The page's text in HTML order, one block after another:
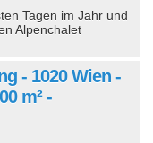
Tagen im Jahr und
Alpenchalet
- 1020 Wien -
m² -